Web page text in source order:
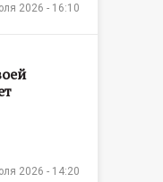
2026 - 16:10
2026 - 14:20